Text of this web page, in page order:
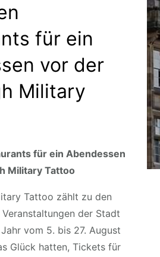
für ein
vor der
Military
für ein Abendessen
Military Tattoo
Tattoo zählt zu den
der Stadt
vom 5. bis 27. August
Glück hatten, Tickets für